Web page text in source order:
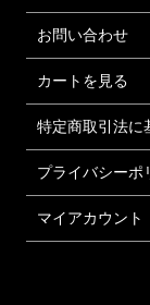
お問い合わせ
カートを見る
特定商取引法に
プライバシーポ
マイアカウント